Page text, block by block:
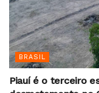
BRASIL
Piauí é o terceiro